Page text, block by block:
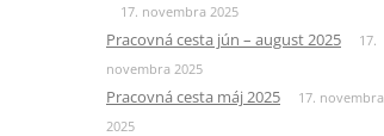
17. novembra 2025
Pracovná cesta jún – august 2025
17.
novembra 2025
Pracovná cesta máj 2025
17. novembra
2025